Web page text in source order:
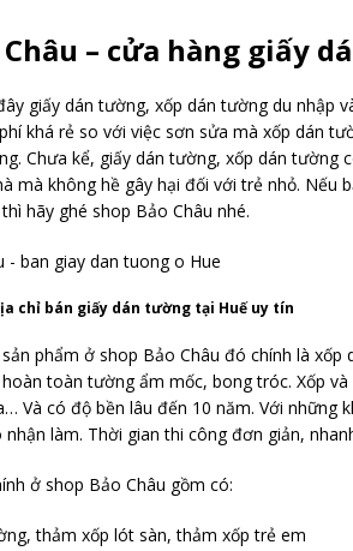
Châu – cửa hàng giấy
giấy dán tường, xốp dán tường du nhập
khá rẻ so với việc sơn sửa mà xốp dán
Chưa kể, giấy dán tường, xốp dán tường
mà không hề gây hại đối với trẻ nhỏ. Nếu
hãy ghé shop Bảo Châu nhé.
chỉ bán giấy dán tường tại Huế uy tín
phẩm ở shop Bảo Châu đó chính là
toàn tường ẩm mốc, bong tróc. Xốp
Và có độ bền lâu đến 10 năm. Với những
làm. Thời gian thi công đơn giản,
ở shop Bảo Châu gồm có:
thảm xốp lót sàn, thảm xốp trẻ em